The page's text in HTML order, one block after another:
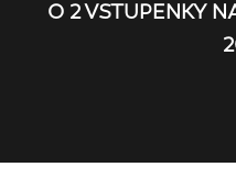
O 2 VSTUPENKY